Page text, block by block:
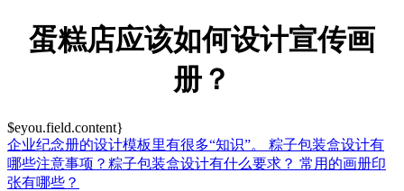
蛋糕店应该如何设计宣传画
册？
$eyou.field.content}
企业纪念册的设计模板里有很多“知识”。 粽子包装盒设计有
哪些注意事项？粽子包装盒设计有什么要求？ 常用的画册印
张有哪些？